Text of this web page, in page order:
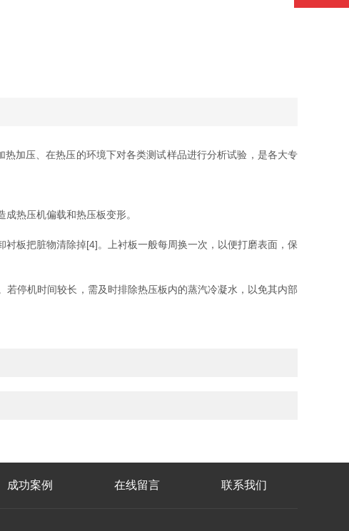
加压、在热压的环境下对各类测试样品进行分析试验，是各大专
热压机偏载和热压板变形。
板把脏物清除掉[4]。上衬板一般每周换一次，以便打磨表面，保
停机时间较长，需及时排除热压板内的蒸汽冷凝水，以免其内部
成功案例 在线留言 联系我们